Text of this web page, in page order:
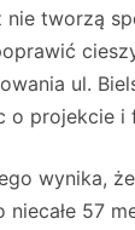
nie tworzą
ul.
o projekcie i
wynika,
57